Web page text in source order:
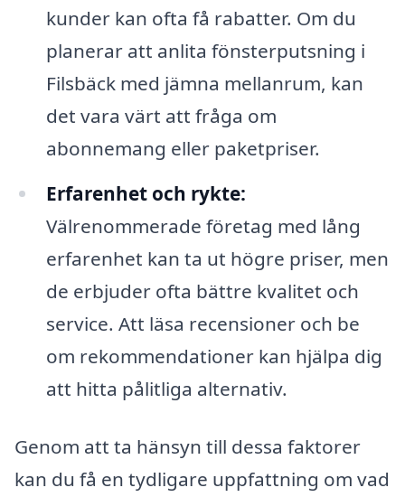
kunder kan ofta få rabatter. Om du
planerar att anlita fönsterputsning i
Filsbäck med jämna mellanrum, kan
det vara värt att fråga om
abonnemang eller paketpriser.
Erfarenhet och rykte:
Välrenommerade företag med lång
erfarenhet kan ta ut högre priser, men
de erbjuder ofta bättre kvalitet och
service. Att läsa recensioner och be
om rekommendationer kan hjälpa dig
att hitta pålitliga alternativ.
Genom att ta hänsyn till dessa faktorer
kan du få en tydligare uppfattning om vad